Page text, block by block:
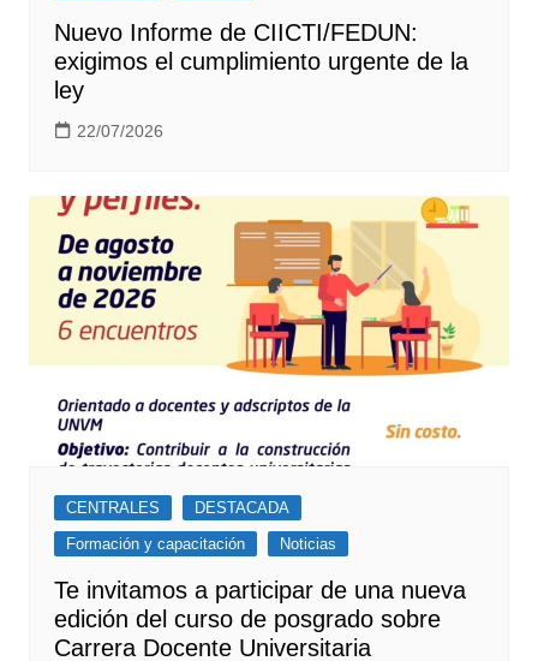
Nuevo Informe de CIICTI/FEDUN:
exigimos el cumplimiento urgente de la
ley
22/07/2026
CENTRALES
DESTACADA
Formación y capacitación
Noticias
Te invitamos a participar de una nueva
edición del curso de posgrado sobre
Carrera Docente Universitaria